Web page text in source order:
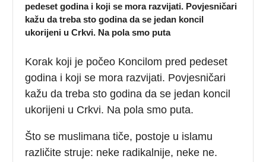
pedeset godina i koji se mora razvijati. Povjesničari
kažu da treba sto godina da se jedan koncil
ukorijeni u Crkvi. Na pola smo puta
Korak koji je počeo Koncilom pred pedeset
godina i koji se mora razvijati. Povjesničari
kažu da treba sto godina da se jedan koncil
ukorijeni u Crkvi. Na pola smo puta.
Što se muslimana tiče, postoje u islamu
različite struje: neke radikalnije, neke ne.